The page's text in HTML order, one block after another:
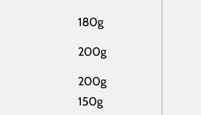
180g
200g
200g
150g